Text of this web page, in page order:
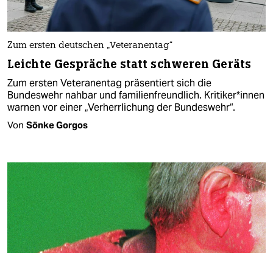
Zum ersten deutschen „Veteranentag“
Leichte Gespräche statt schweren Geräts
Zum ersten Veteranentag präsentiert sich die
Bundeswehr nahbar und familienfreundlich. Kri­ti­ke­r*in­nen
warnen vor einer „Verherrlichung der Bundeswehr“.
Von Sönke Gorgos